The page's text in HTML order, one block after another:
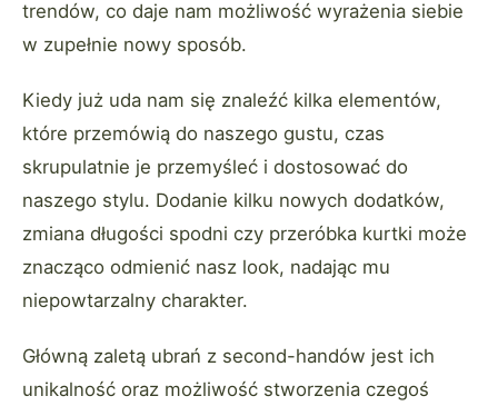
trendów, co daje nam możliwość wyrażenia siebie
w zupełnie nowy sposób.
Kiedy już uda nam się znaleźć kilka elementów,
które przemówią do naszego gustu, czas
skrupulatnie je przemyśleć i dostosować do
naszego stylu. Dodanie kilku nowych dodatków,
zmiana długości spodni czy przeróbka kurtki może
znacząco odmienić nasz look, nadając mu
niepowtarzalny charakter.
Główną zaletą ubrań z second-handów jest ich
unikalność oraz możliwość stworzenia czegoś